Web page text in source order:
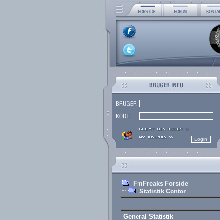
FmFreaks Forside
Statistik Center
General Statistik